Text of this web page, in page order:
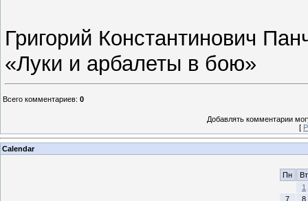
Григорий Константинович
«Луки и арбалеты в бою»
Всего комментариев: 0
Добавлять комментарии
[
Calendar
Пн
Вт
1
7
8